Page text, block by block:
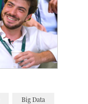
Big Data